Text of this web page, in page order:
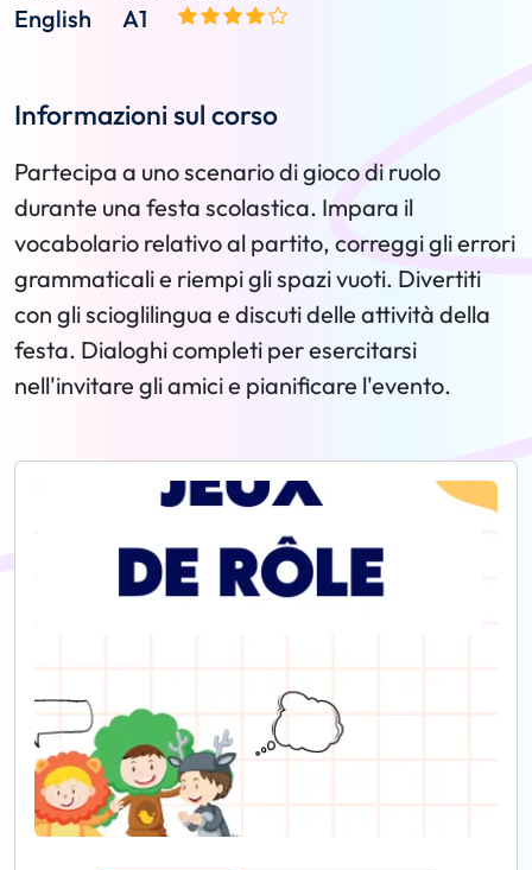
English A1
Informazioni sul corso
Partecipa a uno scenario di gioco di ruolo
durante una festa scolastica. Impara il
vocabolario relativo al partito, correggi gli errori
grammaticali e riempi gli spazi vuoti. Divertiti
con gli scioglilingua e discuti delle attività della
festa. Dialoghi completi per esercitarsi
nell'invitare gli amici e pianificare l'evento.